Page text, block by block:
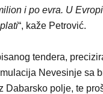
i po evra. U
“, kaže Petrović.
tendera,
Nevesinje sa
Dabarsko polje, te